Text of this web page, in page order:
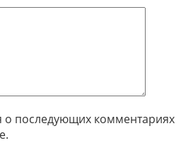
о последующих комментариях